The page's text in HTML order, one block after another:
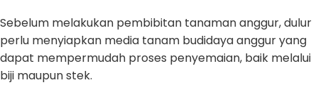
Sebelum melakukan pembibitan tanaman anggur, dulur
perlu menyiapkan media tanam budidaya anggur yang
dapat mempermudah proses penyemaian, baik melalui
biji maupun stek.